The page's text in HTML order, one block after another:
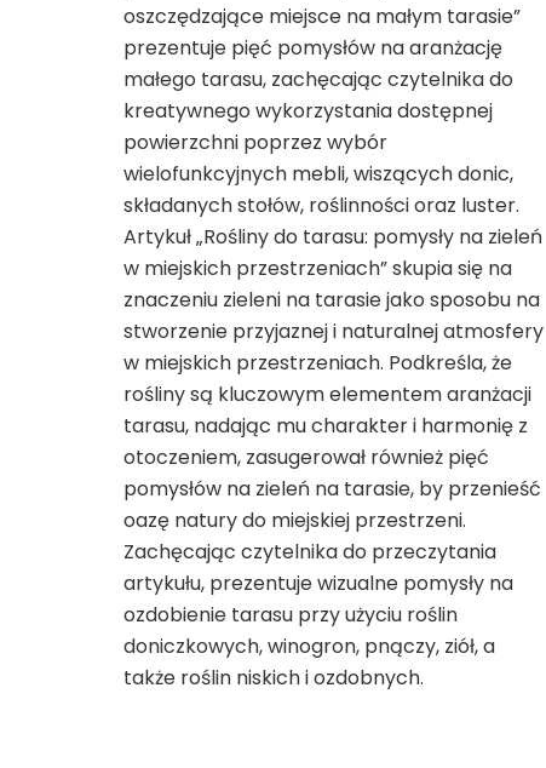
oszczędzające miejsce na małym tarasie”
prezentuje pięć pomysłów na aranżację
małego tarasu, zachęcając czytelnika do
kreatywnego wykorzystania dostępnej
powierzchni poprzez wybór
wielofunkcyjnych mebli, wiszących donic,
składanych stołów, roślinności oraz luster.
Artykuł „Rośliny do tarasu: pomysły na zieleń
w miejskich przestrzeniach” skupia się na
znaczeniu zieleni na tarasie jako sposobu na
stworzenie przyjaznej i naturalnej atmosfery
w miejskich przestrzeniach. Podkreśla, że
rośliny są kluczowym elementem aranżacji
tarasu, nadając mu charakter i harmonię z
otoczeniem, zasugerował również pięć
pomysłów na zieleń na tarasie, by przenieść
oazę natury do miejskiej przestrzeni.
Zachęcając czytelnika do przeczytania
artykułu, prezentuje wizualne pomysły na
ozdobienie tarasu przy użyciu roślin
doniczkowych, winogron, pnączy, ziół, a
także roślin niskich i ozdobnych.